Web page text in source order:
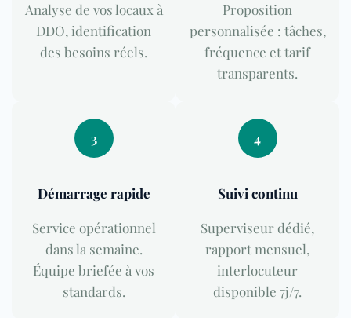
Analyse de vos locaux à
DDO, identification
des besoins réels.
Proposition
personnalisée : tâches,
fréquence et tarif
transparents.
3
Démarrage rapide
Service opérationnel
dans la semaine.
Équipe briefée à vos
standards.
4
Suivi continu
Superviseur dédié,
rapport mensuel,
interlocuteur
disponible 7j/7.